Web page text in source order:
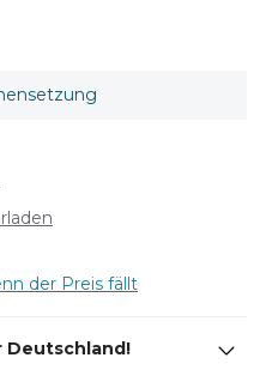
der Preis fällt
Deutschland!